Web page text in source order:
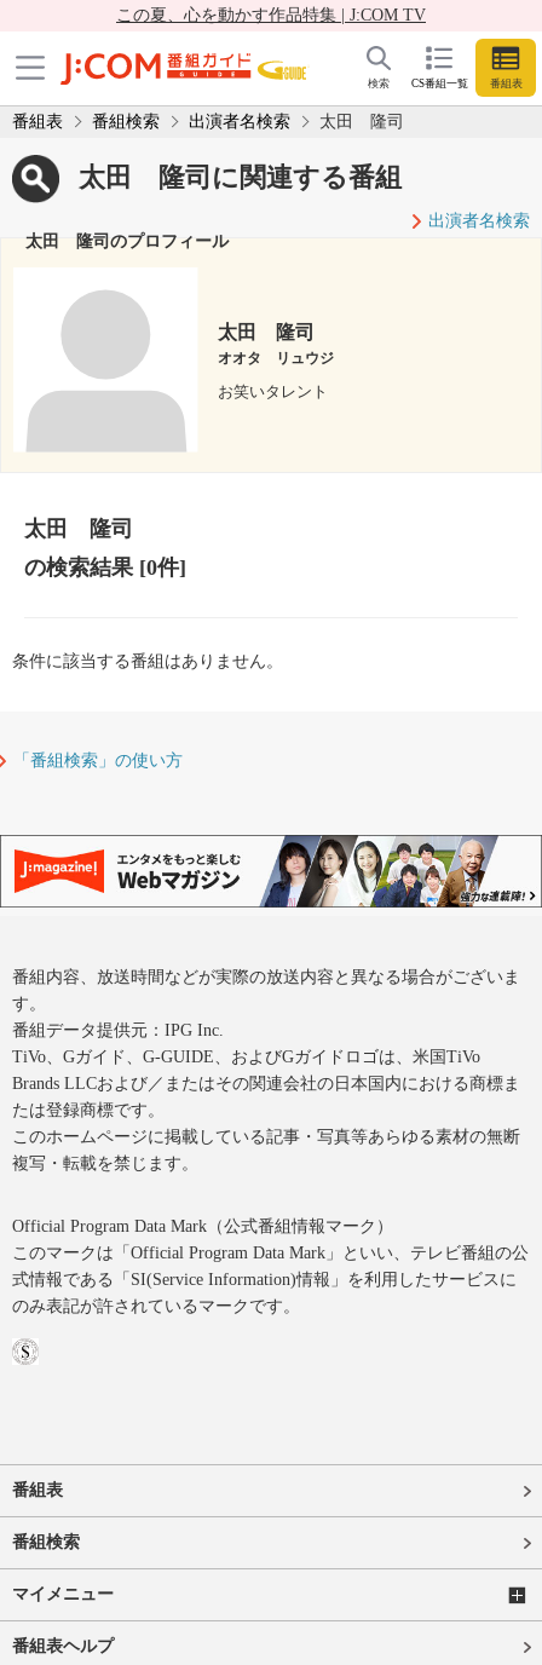
この夏、心を動かす作品特集 | J:COM TV
CS番組一覧 番組表
検索
番組表 番組検索 出演者名検索 太田 隆司
太田 隆司に関連する番組
出演者名検索
太田 隆司のプロフィール
太田 隆司
オオタ リュウジ
お笑いタレント
太田 隆司
の検索結果[0件]
条件に該当する番組はありません。
「番組検索」の使い方
番組内容、放送時間などが実際の放送内容と異なる場合がございま
す。
番組データ提供元：IPG Inc.
TiVo、Gガイド、G-GUIDE、およびGガイドロゴは、米国TiVo
Brands LLCおよび／またはその関連会社の日本国内における商標ま
たは登録商標です。
このホームページに掲載している記事・写真等あらゆる素材の無断
複写・転載を禁じます。
Official Program Data Mark（公式番組情報マーク）
このマークは「Official Program Data Mark」といい、テレビ番組の公
式情報である「SI(Service Information)情報」を利用したサービスに
のみ表記が許されているマークです。
番組表
番組検索
マイメニュー
番組表ヘルプ